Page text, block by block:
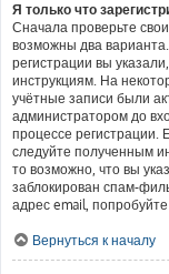
Я только что
Сначала проверьте
возможны два
регистрации вы
инструкциям. На
учётные записи были
администратором до
процессе
следуйте полученным
то возможно, что вы
заблокирован спам-
адрес email,
Вернуться к началу